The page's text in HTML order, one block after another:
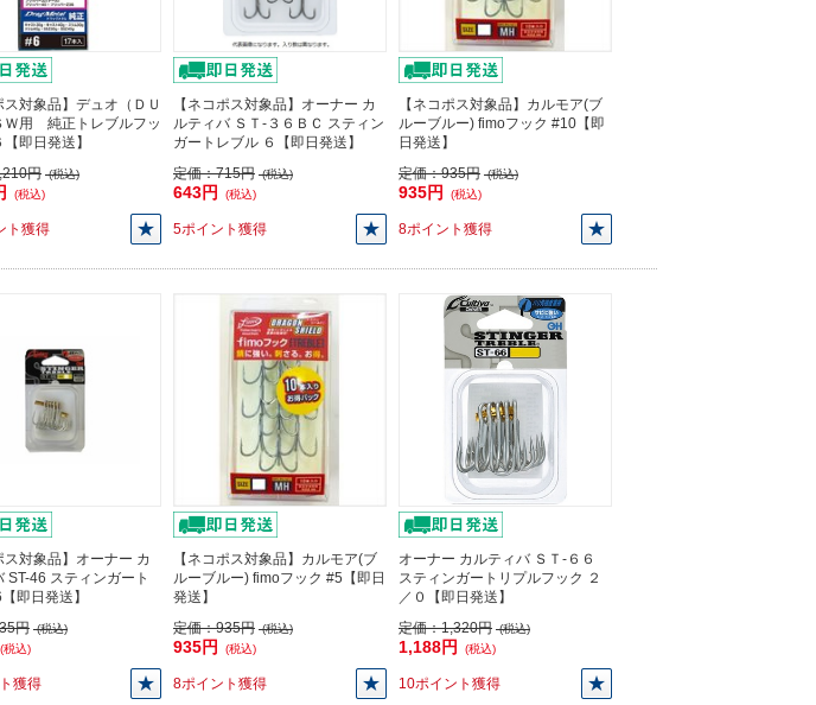
ス対象品】デュオ（ＤＵ
用 純正トレブルフッ
即日発送】
円 (税込)
(税込)
ト獲得
【ネコポス対象品】オーナー カ
ルティバ ＳＴ-３６ＢＣ スティン
ガートレブル ６【即日発送】
定価：715円 (税込)
643円 (税込)
5ポイント獲得
【ネコポス対象品】カルモア(ブ
ルーブルー) fimoフック #10【即
日発送】
定価：935円 (税込)
935円 (税込)
8ポイント獲得
ス対象品】オーナー カ
ST-46 スティンガート
即日発送】
円 (税込)
(税込)
獲得
【ネコポス対象品】カルモア(ブ
ルーブルー) fimoフック #5【即日
発送】
定価：935円 (税込)
935円 (税込)
8ポイント獲得
オーナー カルティバ ＳＴ-６６
スティンガートリプルフック ２
／０【即日発送】
定価：1,320円 (税込)
1,188円 (税込)
10ポイント獲得